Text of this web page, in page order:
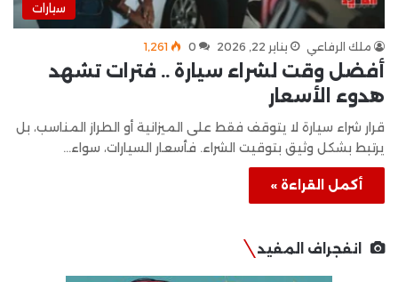
سيارات
ملك الرفاعي يناير 22, 2026 0 1٬261
أفضل وقت لشراء سيارة .. فترات تشهد
هدوء الأسعار
قرار شراء سيارة لا يتوقف فقط على الميزانية أو الطراز المناسب، بل
يرتبط بشكل وثيق بتوقيت الشراء. فأسعار السيارات، سواء…
أكمل القراءة »
انفجراف المفيد